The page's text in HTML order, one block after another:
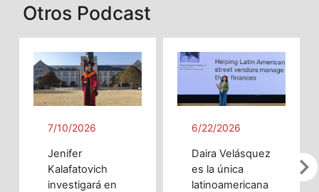
Otros Podcast
chevron_right
7/10/2026
Jenifer
Kalafatovich
investigará en
6/22/2026
Daira Velásquez
es la única
latinoamericana